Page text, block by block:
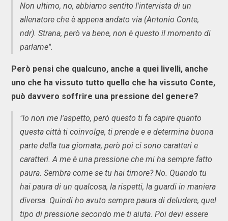
Non ultimo, no, abbiamo sentito l'intervista di un
allenatore che è appena andato via (Antonio Conte,
ndr). Strana, però va bene, non è questo il momento di
parlarne".
Però pensi che qualcuno, anche a quei livelli, anche
uno che ha vissuto tutto quello che ha vissuto Conte,
può davvero soffrire una pressione del genere?
"Io non me l'aspetto, però questo ti fa capire quanto
questa città ti coinvolge, ti prende e e determina buona
parte della tua giornata, però poi ci sono caratteri e
caratteri. A me è una pressione che mi ha sempre fatto
paura. Sembra come se tu hai timore? No. Quando tu
hai paura di un qualcosa, la rispetti, la guardi in maniera
diversa. Quindi ho avuto sempre paura di deludere, quel
tipo di pressione secondo me ti aiuta. Poi devi essere